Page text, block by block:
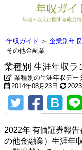
年収ガイド ＞ 企業別年
その他金融業
業種別 生涯年収ラ
業種別の生涯年収デー
2014年08月23日
2022年 有価証券報
の他金融業）生涯年